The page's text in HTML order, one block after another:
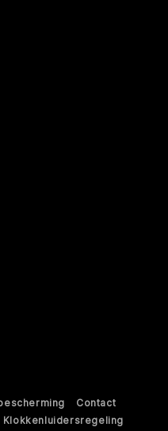
Contact
Klokkenluidersregeling